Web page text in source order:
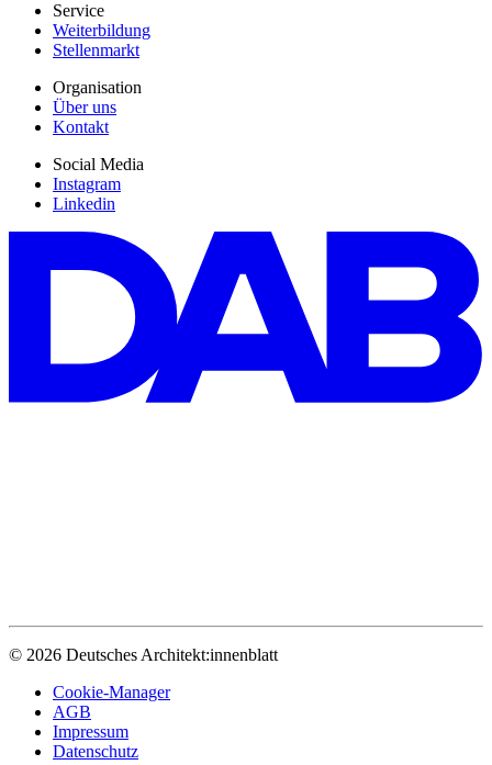
Service
Weiterbildung
Stellenmarkt
Organisation
Über uns
Kontakt
Social Media
Instagram
Linkedin
© 2026 Deutsches Architekt:innenblatt
Cookie-Manager
AGB
Impressum
Datenschutz